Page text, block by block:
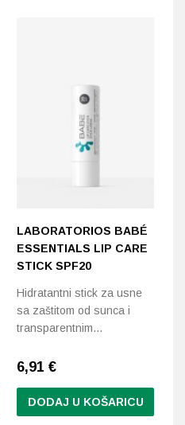
LABORATORIOS BABÉ
ESSENTIALS LIP CARE
STICK SPF20
Hidratantni stick za usne
sa zaštitom od sunca i
transparentnim…
6,91 €
DODAJ U KOŠARICU